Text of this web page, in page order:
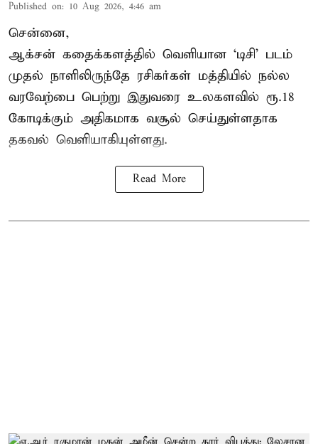
Published on: 10 Aug 2026, 4:46 am
சென்னை,
ஆக்சன் கதைக்களத்தில் வெளியான ‘டிசி’ படம்
முதல் நாளிலிருந்தே ரசிகர்கள் மத்தியில் நல்ல
வரவேற்பை பெற்று இதுவரை உலகளவில் ரூ.18
கோடிக்கும் அதிகமாக வசூல் செய்துள்ளதாக
தகவல் வெளியாகியுள்ளது.
Read More